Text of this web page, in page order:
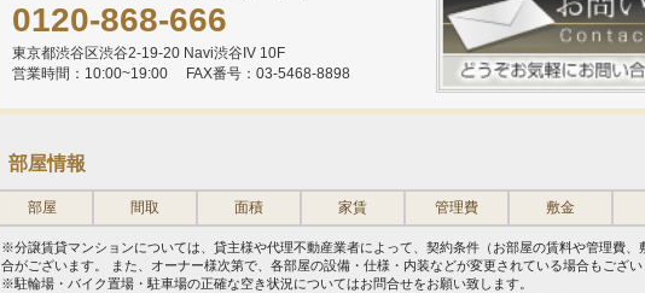
0120-868-666
東京都渋谷区渋谷2-19-20 Navi渋谷IV 10F
営業時間：10:00~19:00
FAX番号：03-5468-8898
部屋情報
部屋 間取 面積 家賃 管理費 敷金
※分譲賃貸マンションについては、貸主様や代理不動産業者によって、契約条件（お部屋の賃料や管理費、
合がございます。 また、オーナー様次第で、各部屋の設備・仕様・内装などが変更されている場合もござい
※駐輪場・バイク置場・駐車場の正確な空き状況についてはお問合せをお願い致します。